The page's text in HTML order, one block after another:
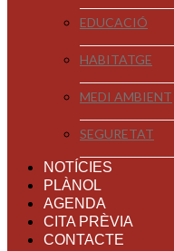
EDUCACIÓ
HABITATGE
MEDI AMBIENT
SEGURETAT
NOTÍCIES
PLÀNOL
AGENDA
CITA PRÈVIA
CONTACTE